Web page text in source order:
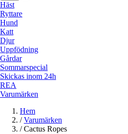
Häst
Ryttare
Hund
Katt
Djur
Uppfödning
Gårdar
Sommarspecial
Skickas inom 24h
REA
Varumärken
Hem
/ Varumärken
/ Cactus Ropes